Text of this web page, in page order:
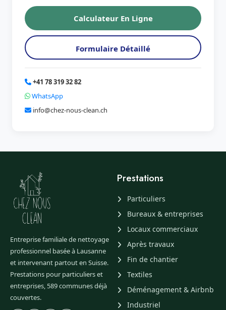
Calculateur En Ligne
Formulaire Détaillé
+41 78 319 32 82
WhatsApp
info@chez-nous-clean.ch
Entreprise familiale de nettoyage
professionnel basée à Lausanne
et intervenant partout en Suisse.
Prestations pour particuliers et
entreprises, 589 communes déjà
couvertes.
Prestations
Particuliers
Bureaux & entreprises
Locaux commerciaux
Après travaux
Fin de chantier
Textiles
Déménagement & Airbnb
Industriel